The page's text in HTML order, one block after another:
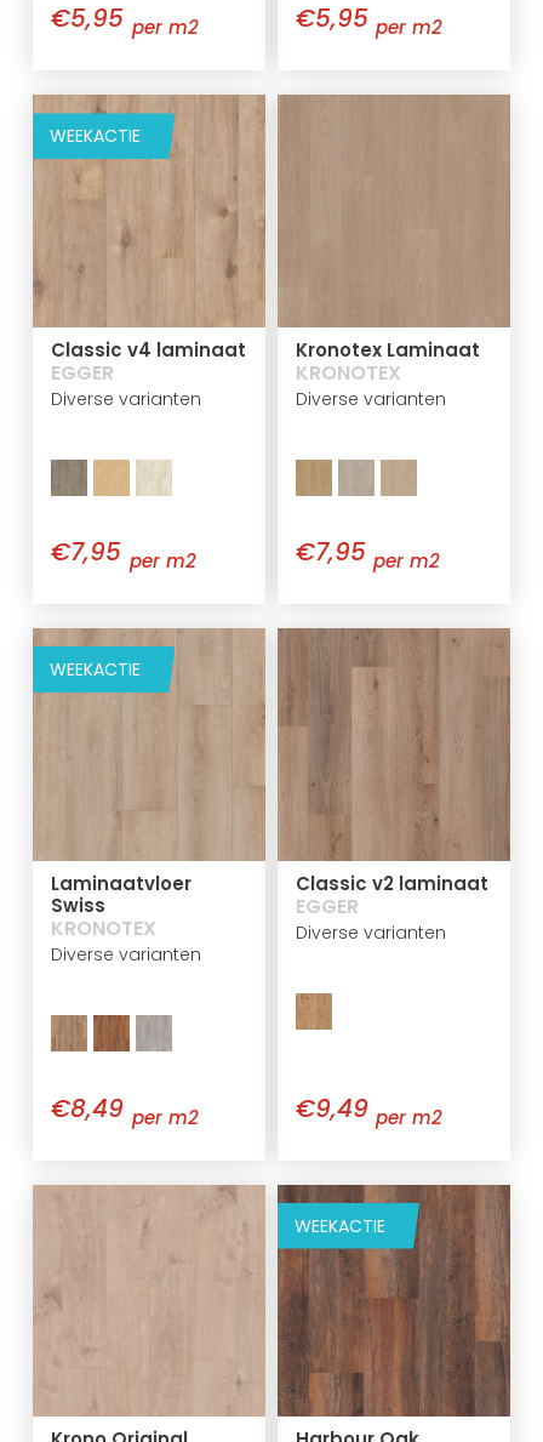
€5,95 per m2 €5,95 per m2
WEEKACTIE
Classic v4 laminaat
EGGER
Diverse varianten
€7,95 per m2
Kronotex Laminaat
KRONOTEX
Diverse varianten
€7,95 per m2
WEEKACTIE
Laminaatvloer
Swiss
KRONOTEX
Diverse varianten
€8,49 per m2
Classic v2 laminaat
EGGER
Diverse varianten
€9,49 per m2
WEEKACTIE